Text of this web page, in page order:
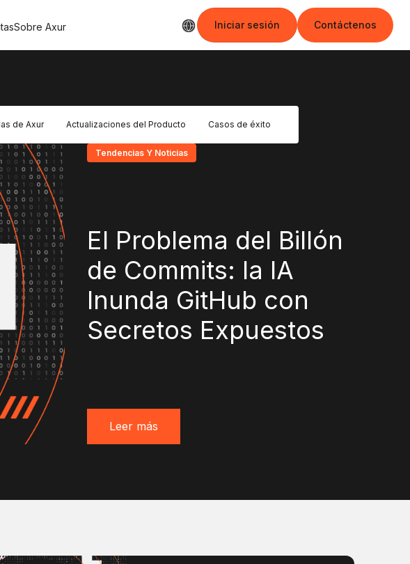
Sobre Axur
Iniciar sesión
Contáctenos
de Axur Actualizaciones del Producto Casos de éxito
Tendencias Y Noticias
El Problema del Billón
de Commits: la IA
Inunda GitHub con
Secretos Expuestos
Leer más